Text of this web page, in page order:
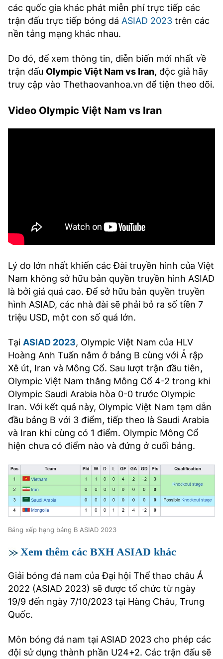
MẠNG XÃ HỘI
các quốc gia khác phát miễn phí trực tiếp các
trận đấu trực tiếp bóng dá ASIAD 2023 trên các
nền tảng mạng khác nhau.
Do đó, để xem thông tin, diễn biến mới nhất về
trận đấu Olympic Việt Nam vs Iran, độc giả hãy
truy cập vào Thethaovanhoa.vn để tiện theo dõi.
Video Olympic Việt Nam vs Iran
Lý do lớn nhất khiến các Đài truyền hình của Việt
Nam không sở hữu bản quyền truyền hình ASIAD
là bởi giá quá cao. Để sở hữu bản quyền truyền
hình ASIAD, các nhà đài sẽ phải bỏ ra số tiền 7
triệu USD, một con số quá lớn.
Tại ASIAD 2023, Olympic Việt Nam của HLV
Hoàng Anh Tuấn nằm ở bảng B cùng với Ả rập
Xê út, Iran và Mông Cổ. Sau lượt trận đầu tiên,
Olympic Việt Nam thắng Mông Cổ 4-2 trong khi
Olympic Saudi Arabia hòa 0-0 trước Olympic
Iran. Với kết quả này, Olympic Việt Nam tạm dẫn
đầu bảng B với 3 điểm, tiếp theo là Saudi Arabia
và Iran khi cùng có 1 điểm. Olympic Mông Cổ
hiện chưa có điểm nào và đứng ở cuối bảng.
Bảng xếp hạng bảng B ASIAD 2023
Xem thêm các BXH ASIAD khác
Giải bóng đá nam của Đại hội Thể thao châu Á
2022 (ASIAD 2023) sẽ được tổ chức từ ngày
19/9 đến ngày 7/10/2023 tại Hàng Châu, Trung
Quốc.
Môn bóng đá nam tại ASIAD 2023 cho phép các
đội sử dụng thành phần U24+2. Các trận đấu sẽ